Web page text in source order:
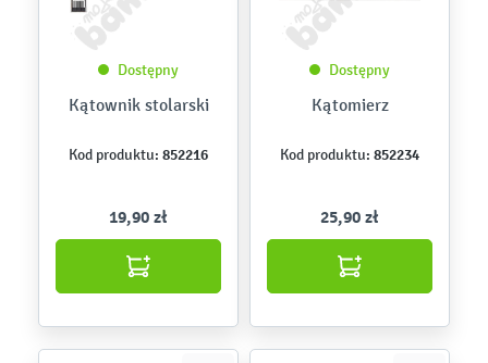
Dostępny
Kątownik stolarski
Kod produktu: 852216
19,90 zł
Dostępny
Kątomierz
Kod produktu: 852234
25,90 zł